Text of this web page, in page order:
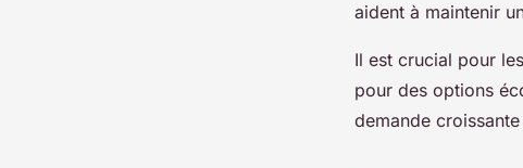
aident à maintenir
Il est crucial pour
pour des options
demande